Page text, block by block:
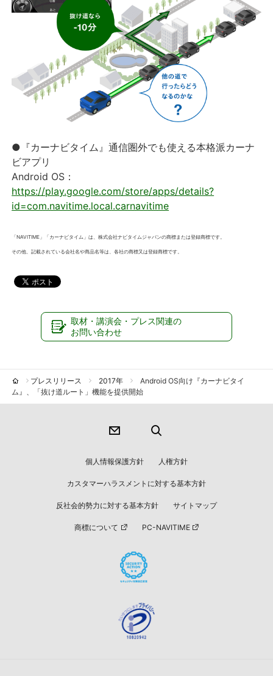
●『カーナビタイム』通信圏外でも使える本格派カーナ
ビアプリ
Android OS：
https://play.google.com/store/apps/details?
id=com.navitime.local.carnavitime
「NAVITIME」「カーナビタイム」は、株式会社ナビタイムジャパンの商標または登録商標です。
その他、記載されている会社名や商品名等は、各社の商標又は登録商標です。
取材・講演会・プレス関連の
お問い合わせ
プレスリリース 2017年
Android OS向け『カーナビタイ
ム』、「抜け道ルート」機能を提供開始
個人情報保護方針 人権方針
カスタマーハラスメントに対する基本方針
反社会的勢力に対する基本方針 サイトマップ
商標について PC-NAVITIME